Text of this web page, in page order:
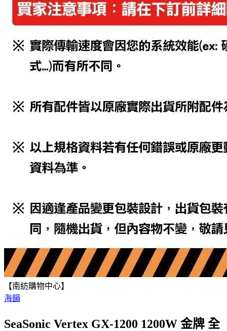
【南紡購物中心】
海韻
SeaSonic Vertex GX-1200 1200W 金牌 全